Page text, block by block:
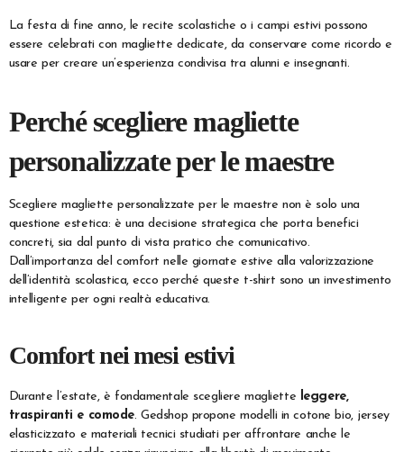
La festa di fine anno, le recite scolastiche o i campi estivi possono
essere celebrati con magliette dedicate, da conservare come ricordo e
usare per creare un’esperienza condivisa tra alunni e insegnanti.
Perché scegliere magliette
personalizzate per le maestre
Scegliere magliette personalizzate per le maestre non è solo una
questione estetica: è una decisione strategica che porta benefici
concreti, sia dal punto di vista pratico che comunicativo.
Dall’importanza del comfort nelle giornate estive alla valorizzazione
dell’identità scolastica, ecco perché queste t-shirt sono un investimento
intelligente per ogni realtà educativa.
Comfort nei mesi estivi
Durante l’estate, è fondamentale scegliere magliette leggere,
traspiranti e comode. Gedshop propone modelli in cotone bio, jersey
elasticizzato e materiali tecnici studiati per affrontare anche le